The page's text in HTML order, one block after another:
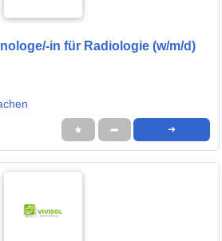
in für Radiologie (w/m/d)
★ ➦ ➜